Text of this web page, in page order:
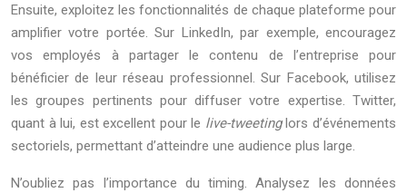
Ensuite, exploitez les fonctionnalités de chaque plateforme pour
amplifier votre portée. Sur LinkedIn, par exemple, encouragez
vos employés à partager le contenu de l’entreprise pour
bénéficier de leur réseau professionnel. Sur Facebook, utilisez
les groupes pertinents pour diffuser votre expertise. Twitter,
quant à lui, est excellent pour le live-tweetinglors d’événements
sectoriels, permettant d’atteindre une audience plus large.
N’oubliez pas l’importance du timing. Analysez les données